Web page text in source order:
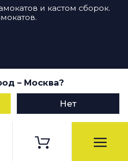
– Москва?
Нет
и кастом сборок.
права защищены
даете согласие
данных